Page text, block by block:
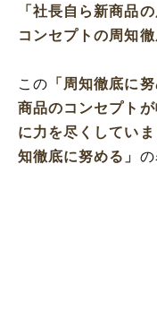
「社長自ら新商品
コンセプトの周知
この 「周知徹底に努
商品のコンセプト
に力を尽くしていま
知徹底に努める」